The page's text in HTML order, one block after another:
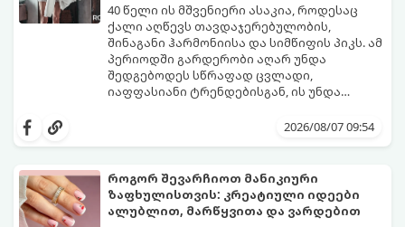
40 წელი ის მშვენიერი ასაკია, როდესაც
ქალი აღწევს თავდაჯერებულობის,
შინაგანი ჰარმონიისა და სიმწიფის პიკს. ამ
პერიოდში გარდერობი აღარ უნდა
შედგებოდეს სწრაფად ცვლადი,
იაფფასიანი ტრენდებისგან, ის უნდა
რომელიც მილიონერებსა და
წელს გადაცილებული თითოეული
ქალბატონის გარდერობში უნდა იყოს:
2026/08/07 09:54
როგორ შევარჩიოთ მანიკიური
ზაფხულისთვის: კრეატიული იდეები
ალუბლით, მარწყვითა და ვარდებით